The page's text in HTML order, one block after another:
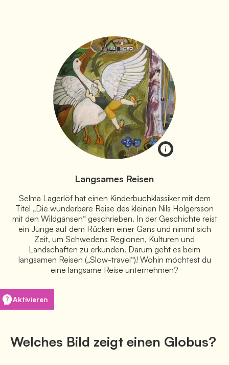
Langsames Reisen
Selma Lagerlöf hat einen Kinderbuchklassiker mit dem
Titel „Die wunderbare Reise des kleinen Nils Holgersson
mit den Wildgänsen“ geschrieben. In der Geschichte reist
ein Junge auf dem Rücken einer Gans und nimmt sich
Zeit, um Schwedens Regionen, Kulturen und
Landschaften zu erkunden. Darum geht es beim
langsamen Reisen („Slow-travel“)! Wohin möchtest du
eine langsame Reise unternehmen?
Aktivieren